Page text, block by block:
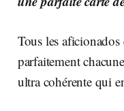
Tous les
parfaitement
ultra cohérente qui